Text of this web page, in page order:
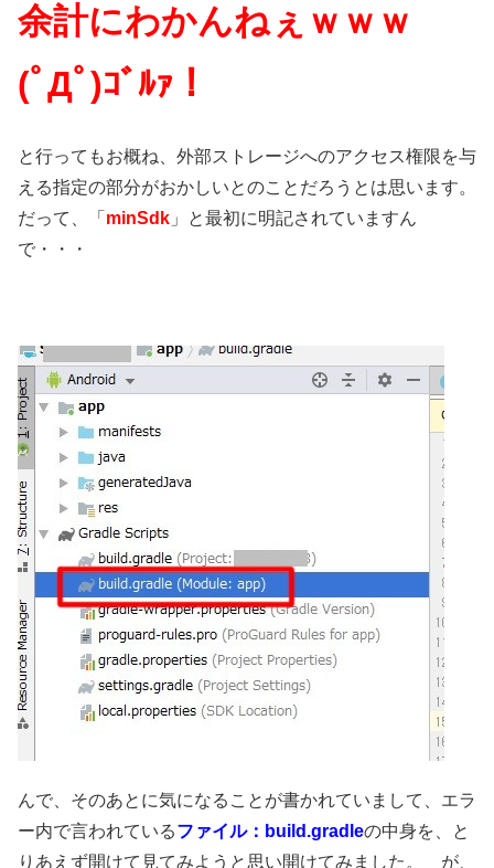
余計にわかんねぇｗｗｗ
(ﾟДﾟ)ｺﾞﾙｧ！
と行ってもお概ね、外部ストレージへのアクセス権限を与
える指定の部分がおかしいとのことだろうとは思います。
だって、「 minSdk 」と最初に明記されていますん
で・・・
んで、そのあとに気になることが書かれていまして、エラ
ー内で言われているファイル：build.gradleの中身を、と
りあえず開けて見てみようと思い開けてみました。 が、